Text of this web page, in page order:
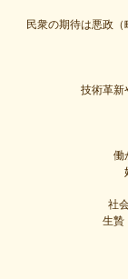
民衆の期待は悪政
技術革新
働
社
生贄